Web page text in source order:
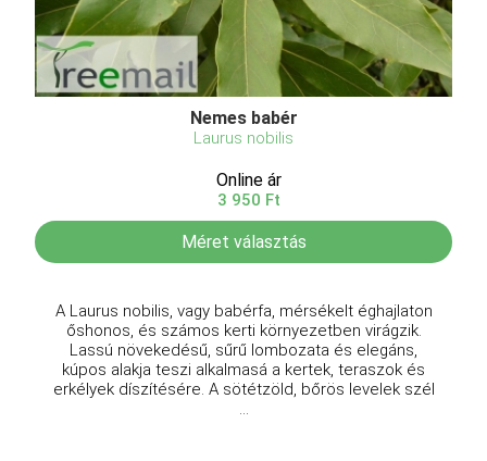
Nemes babér
Laurus nobilis
Online ár
3 950 Ft
Méret választás
A Laurus nobilis, vagy babérfa, mérsékelt éghajlaton
őshonos, és számos kerti környezetben virágzik.
Lassú növekedésű, sűrű lombozata és elegáns,
kúpos alakja teszi alkalmasá a kertek, teraszok és
erkélyek díszítésére. A sötétzöld, bőrös levelek szél
...